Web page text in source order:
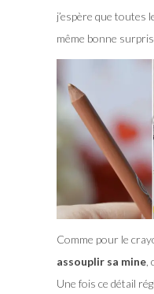
j’espère que toutes
même bonne
Comme pour le
assouplir sa mine,
Une fois ce détail